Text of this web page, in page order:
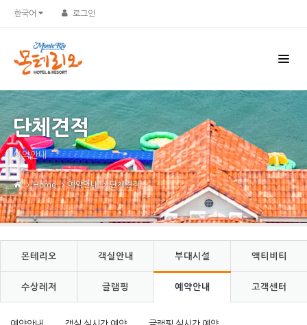
한국어 로그인
단체견적
예약안내
Home 예약안내 단체견적
몬테리오 객실안내 부대시설 액티비티
수상레저 글램핑 예약안내 고객센터
Sketchbook5, 스케치북5